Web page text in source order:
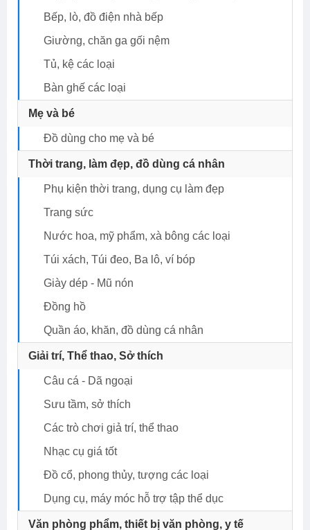
Bếp, lò, đồ điện nhà bếp
Giường, chăn ga gối nệm
Tủ, kệ các loại
Bàn ghế các loại
Mẹ và bé
Đồ dùng cho mẹ và bé
Thời trang, làm đẹp, đồ dùng cá nhân
Phụ kiện thời trang, dụng cụ làm đẹp
Trang sức
Nước hoa, mỹ phẩm, xà bông các loại
Túi xách, Túi đeo, Ba lô, ví bóp
Giày dép - Mũ nón
Đồng hồ
Quần áo, khăn, đồ dùng cá nhân
Giải trí, Thể thao, Sở thích
Câu cá - Dã ngoại
Sưu tầm, sở thích
Các trò chơi giả trí, thể thao
Nhạc cụ giá tốt
Đồ cổ, phong thủy, tượng các loại
Dụng cụ, máy móc hỗ trợ tập thể dục
Văn phòng phẩm, thiết bị văn phòng, y tế